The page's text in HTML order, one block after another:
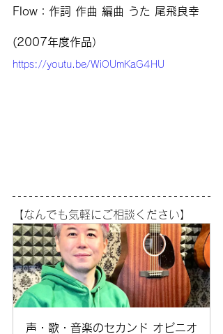
Flow：作詞 作曲 編曲 うた 尾飛良幸
(2007年度作品）
https://youtu.be/WiOUmKaG4HU
【なんでも気軽にご相談ください】
声・歌・音楽のセカンド オピニオ